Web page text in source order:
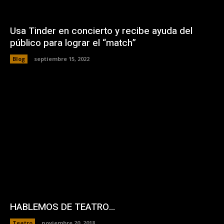
Usa Tinder en concierto y recibe ayuda del
público para lograr el “match”
Blog septiembre 15, 2022
HABLEMOS DE TEATRO…